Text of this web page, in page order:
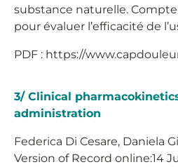
substance naturelle.
pour évaluer l’efficacité de
PDF : https://
3/ Clinical
administration
Federica Di Cesare, Daniela
Version of Record online:14